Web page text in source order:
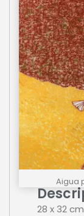
Aigua
28 x 32